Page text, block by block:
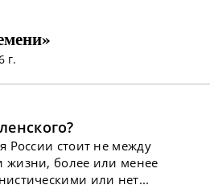
г.
России стоит не между
жизни, более или менее
или нет...